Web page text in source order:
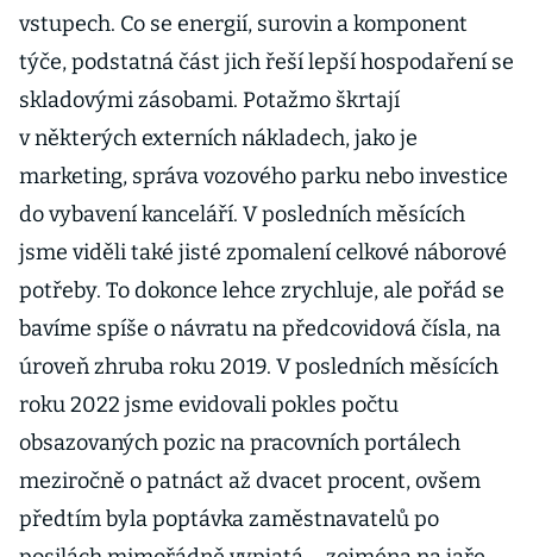
vstupech. Co se energií, surovin a komponent
týče, podstatná část jich řeší lepší hospodaření se
skladovými zásobami. Potažmo škrtají
v některých externích nákladech, jako je
marketing, správa vozového parku nebo investice
do vybavení kanceláří. V posledních měsících
jsme viděli také jisté zpomalení celkové náborové
potřeby. To dokonce lehce zrychluje, ale pořád se
bavíme spíše o návratu na předcovidová čísla, na
úroveň zhruba roku 2019. V posledních měsících
roku 2022 jsme evidovali pokles počtu
obsazovaných pozic na pracovních portálech
meziročně o patnáct až dvacet procent, ovšem
předtím byla poptávka zaměstnavatelů po